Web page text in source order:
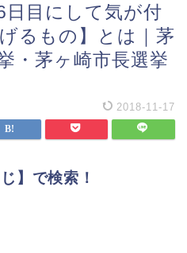
日目にして気が付
るもの】とは｜茅
・茅ヶ崎市長選挙
2018-11-17
】で検索！